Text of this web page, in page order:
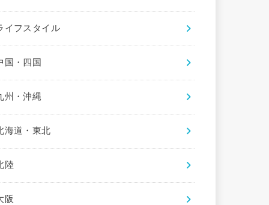
イフスタイル
国・四国
州・沖縄
海道・東北
陸
阪